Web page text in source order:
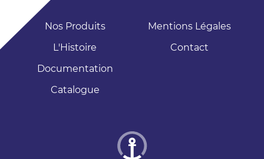
Nos Produits
L'Histoire
Documentation
Catalogue
Mentions Légales
Contact